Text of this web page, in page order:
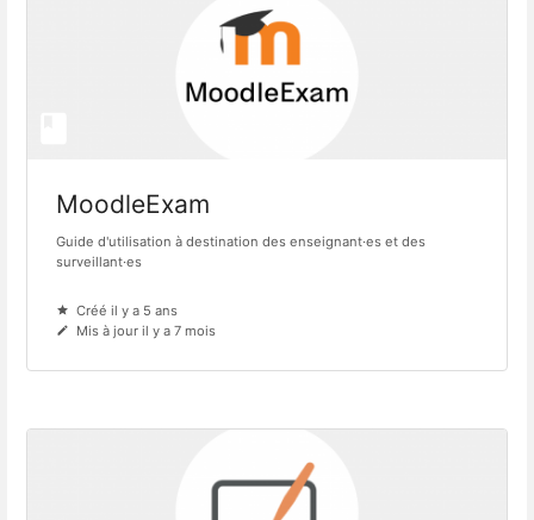
MoodleExam
Guide d'utilisation à destination des enseignant·es et des
surveillant·es
Créé il y a 5 ans
Mis à jour il y a 7 mois